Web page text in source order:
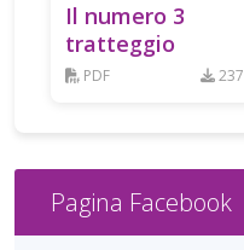
Il numero 3
tratteggio
PDF 237
Pagina Facebook